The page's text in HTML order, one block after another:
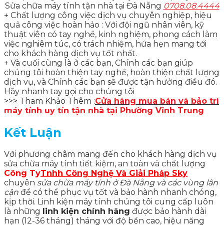
Sửa chữa máy tính tận nhà tại Đà Nẵng 0708.08.4444
+ Chất lượng công việc dịch vụ chuyên nghiệp, hiệu
quả công việc hoàn hảo : Với đội ngũ nhân viên, kỹ
thuật viên có tay nghề, kinh nghiệm, phong cách làm
việc nghiêm túc, có trách nhiệm, hứa hẹn mang tới
cho khách hàng dịch vụ tốt nhất.
+ Và cuối cùng là ở các bạn, Chính các bạn giúp
chúng tôi hoàn thiện tay nghề, hoàn thiện chất lượng
dịch vụ, và Chính các bạn sẽ được tận hưởng điều đó.
Hãy nhanh tay gọi cho chúng tôi
>>> Tham Khảo Thêm :Cửa hàng mua bán và bảo trì
máy tính uy tín tận nhà tại Phường Vĩnh Trung
Kết Luận
Với phương châm mang đến cho khách hàng dịch vụ
sửa chữa máy tính tiết kiệm, an toàn và chất lượng
Công TyTnhh Công Nghệ Và Giải Pháp Sky
chuyên sửa chữa máy tính ở Đà Nẵng và các vùng lân
cận để có thể phục vụ tốt và bảo hành nhanh chóng,
kịp thời. Linh kiện máy tính chúng tôi cung cấp luôn
là những
inh kiện chính hãng được bảo hành dài
hạn (12-36 tháng) tháng với độ bền cao, hiệu năng